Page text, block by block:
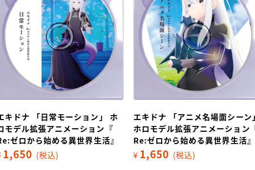
キドナ 「アニメ名場面シーン」
ロモデル拡張アニメーション『
ゼロから始める異世界生活』
1,650 (税込)
ラム 「アニメ名場面シーン」 ホ
ロモデル拡張アニメーション『
Re:ゼロから始める異世界生活』
¥ 1,650 (税込)